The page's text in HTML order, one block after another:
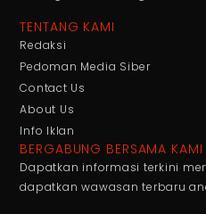
TENTANG KAMI
Redaksi
Pedoman Media Siber
Contact Us
About Us
Info Iklan
BERGABUNG BERSAMA KAMI
Dapatkan informasi terkini
dapatkan wawasan terbaru